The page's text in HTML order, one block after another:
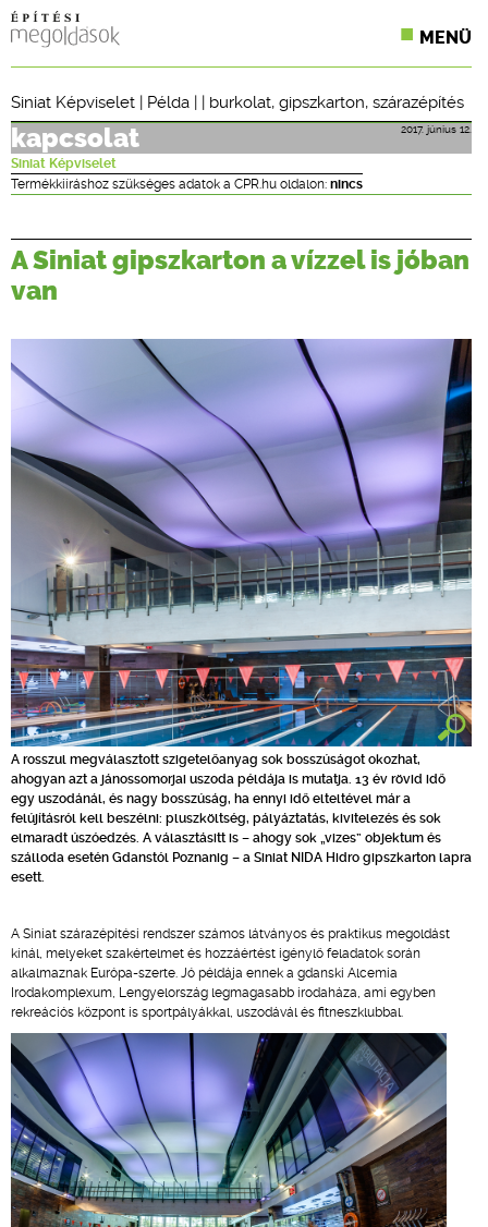
MENÜ
CPR TERMÉKKIÍRÁS
Siniat Képviselet | Példa | | burkolat, gipszkarton, szárazépítés
2017. június 12.
kapcsolat
Siniat Képviselet
Termékkiíráshoz szükséges adatok a CPR.hu oldalon: nincs
A Siniat gipszkarton a vízzel is jóban
van
A rosszul megválasztott szigetelőanyag sok bosszúságot okozhat,
ahogyan azt a jánossomorjai uszoda példája is mutatja. 13 év rövid idő
egy uszodánál, és nagy bosszúság, ha ennyi idő elteltével már a
felújításról kell beszélni: pluszköltség, pályáztatás, kivitelezés és sok
elmaradt úszóedzés. A választásitt is – ahogy sok „vizes” objektum és
szálloda esetén Gdanstól Poznanig – a Siniat NIDA Hidro gipszkarton lapra
esett.
A Siniat szárazépítési rendszer számos látványos és praktikus megoldást
kínál, melyeket szakértelmet és hozzáértést igénylő feladatok során
alkalmaznak Európa-szerte. Jó példája ennek a gdanski Alcemia
Irodakomplexum, Lengyelország legmagasabb irodaháza, ami egyben
rekreációs központ is sportpályákkal, uszodávál és fitneszklubbal.